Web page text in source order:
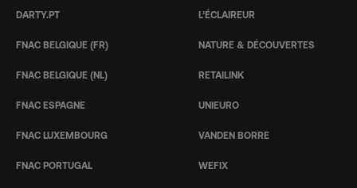
DARTY.PT
FNAC BELGIQUE (FR)
FNAC BELGIQUE (NL)
FNAC ESPAGNE
FNAC LUXEMBOURG
FNAC PORTUGAL
L’ÉCLAIREUR
NATURE & DÉCOUVERTES
RETAILINK
UNIEURO
VANDEN BORRE
WEFIX